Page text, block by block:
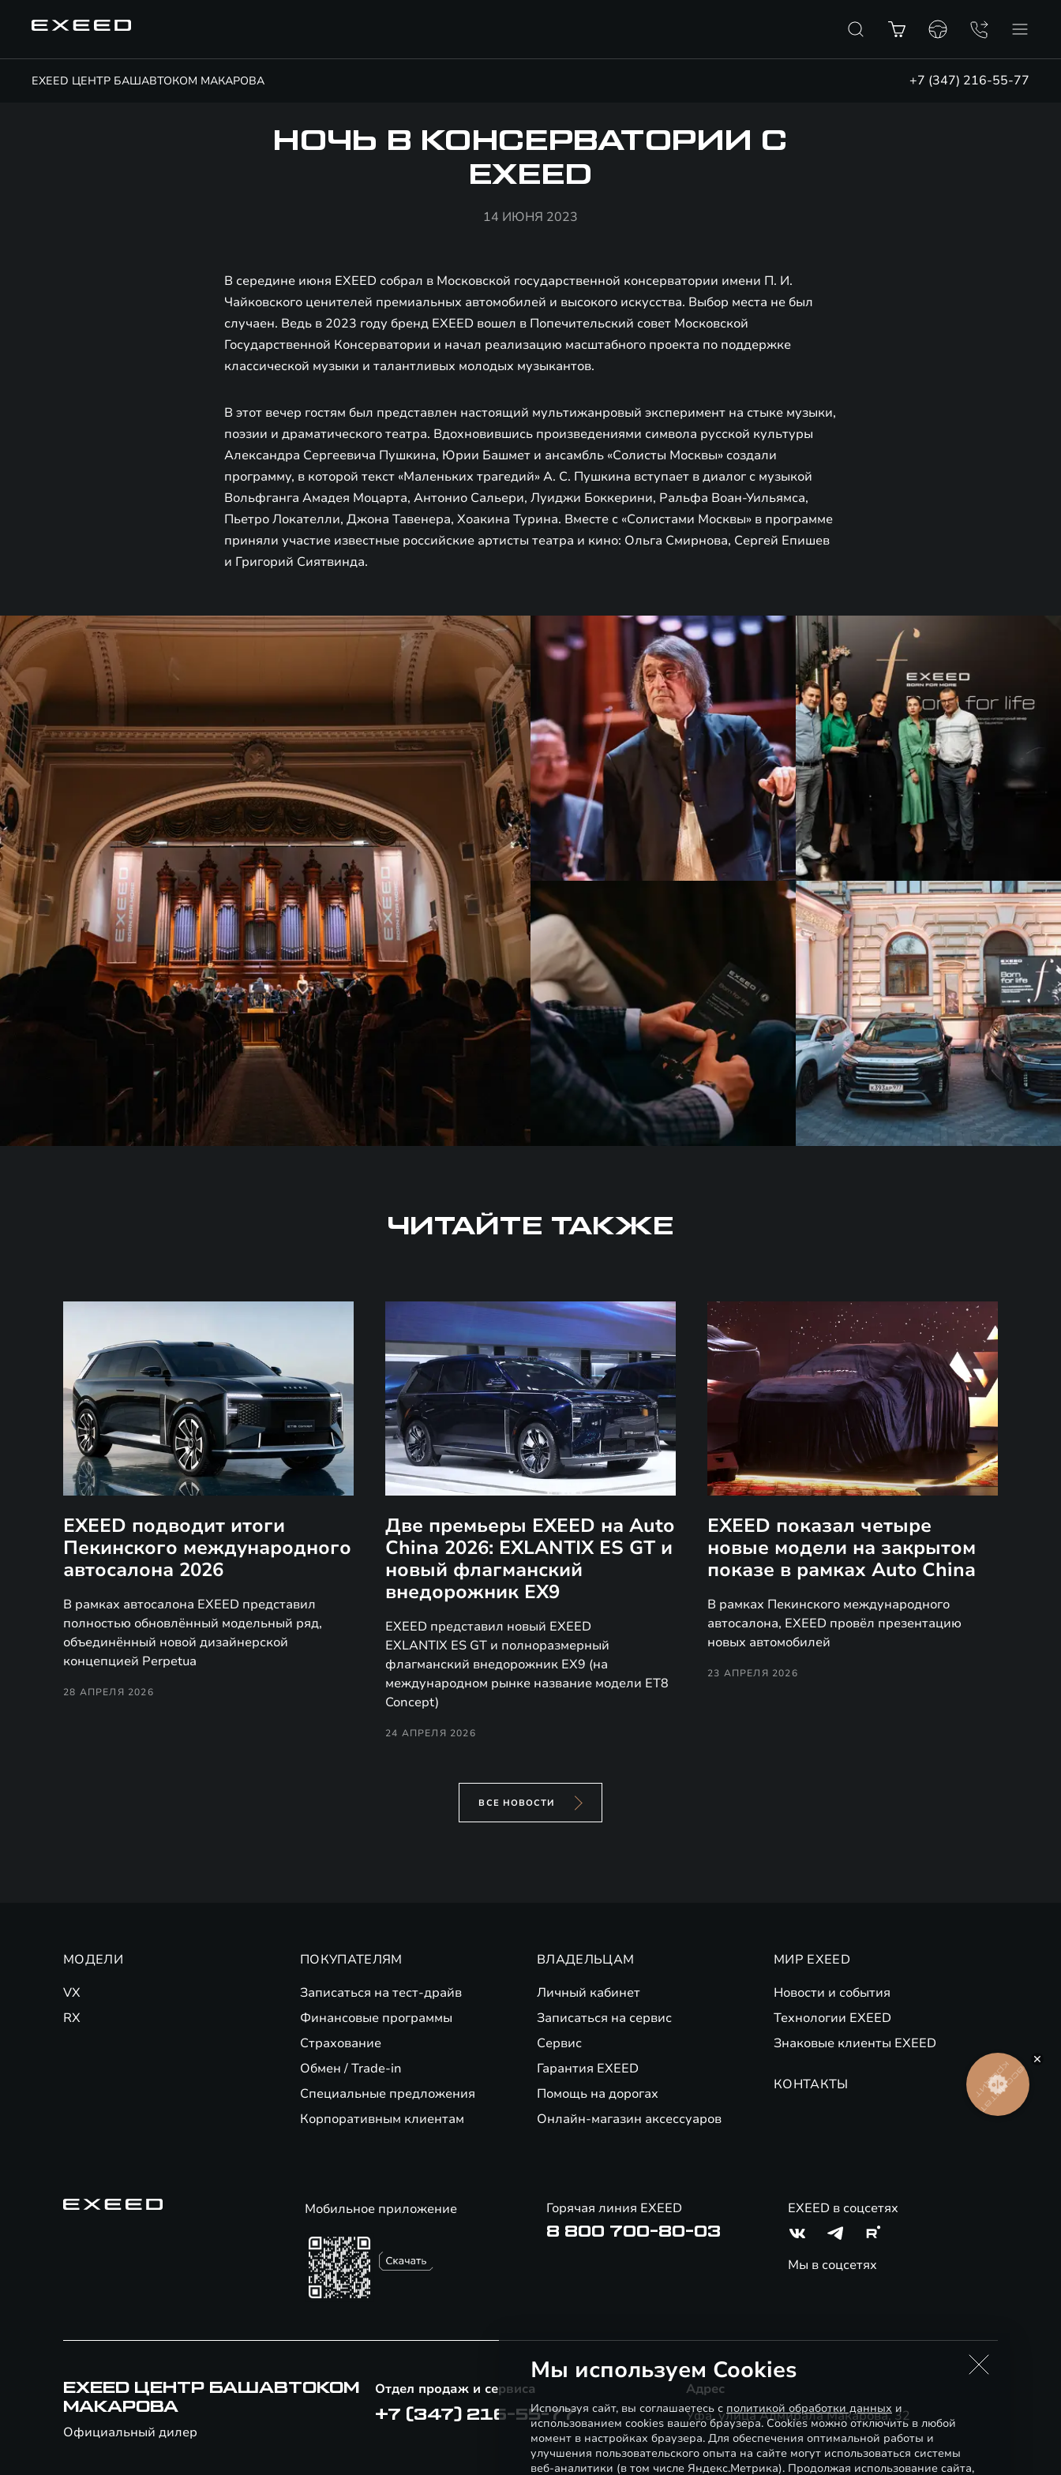
EXEED ЦЕНТР БАШАВТОКОМ МАКАРОВА +7 (347) 216-55-77
НОЧЬ В КОНСЕРВАТОРИИ С
EXEED
14 ИЮНЯ 2023
В середине июня EXEED собрал в Московской государственной консерватории имени П. И.
Чайковского ценителей премиальных автомобилей и высокого искусства. Выбор места не был
случаен. Ведь в 2023 году бренд EXEED вошел в Попечительский совет Московской
Государственной Консерватории и начал реализацию масштабного проекта по поддержке
классической музыки и талантливых молодых музыкантов.
В этот вечер гостям был представлен настоящий мультижанровый эксперимент на стыке музыки,
поэзии и драматического театра. Вдохновившись произведениями символа русской культуры
Александра Сергеевича Пушкина, Юрии Башмет и ансамбль «Солисты Москвы» создали
программу, в которой текст «Маленьких трагедий» А. С. Пушкина вступает в диалог с музыкой
Вольфганга Амадея Моцарта, Антонио Сальери, Луиджи Боккерини, Ральфа Воан-Уильямса,
Пьетро Локателли, Джона Тавенера, Хоакина Турина. Вместе с «Солистами Москвы» в программе
приняли участие известные российские артисты театра и кино: Ольга Смирнова, Сергей Епишев
и Григорий Сиятвинда.
ЧИТАЙТЕ ТАКЖЕ
EXEED подводит итоги
Пекинского международного
автосалона 2026
В рамках автосалона EXEED представил
полностью обновлённый модельный ряд,
объединённый новой дизайнерской
концепцией Perpetua
28 АПРЕЛЯ 2026
Две премьеры EXEED на Auto
China 2026: EXLANTIX ES GT и
новый флагманский
внедорожник EX9
EXEED представил новый EXEED
EXLANTIX ES GT и полноразмерный
флагманский внедорожник EX9 (на
международном рынке название модели ET8
Concept)
24 АПРЕЛЯ 2026
EXEED показал четыре
новые модели на закрытом
показе в рамках Auto China
В рамках Пекинского международного
автосалона, EXEED провёл презентацию
новых автомобилей
23 АПРЕЛЯ 2026
ВСЕ НОВОСТИ
МОДЕЛИ
VX
RX
ПОКУПАТЕЛЯМ
Записаться на тест-драйв
Финансовые программы
Страхование
Обмен / Trade-in
Специальные предложения
Корпоративным клиентам
ВЛАДЕЛЬЦАМ
Личный кабинет
Записаться на сервис
Сервис
Гарантия EXEED
Помощь на дорогах
Онлайн-магазин аксессуаров
МИР EXEED
Новости и события
Технологии EXEED
Знаковые клиенты EXEED
КОНТАКТЫ
Мобильное приложение Горячая линия EXEED
8 800 700-80-03
EXEED в соцсетях
Мы в соцсетях
EXEED ЦЕНТР БАШАВТОКОМ
МАКАРОВА
Официальный дилер
Отдел продаж и сервиса
+7 (347) 216-55-77
Адрес
Уфа, улица Адмирала Макарова, 32
Мы используем Cookies
Используя сайт, вы соглашаетесь с политикой обработки данных и
использованием cookies вашего браузера. Cookies можно отключить в любой
момент в настройках браузера. Для обеспечения оптимальной работы и
улучшения пользовательского опыта на сайте могут использоваться системы
веб-аналитики (в том числе Яндекс.Метрика). Продолжая использование сайта,
Рассчитать
кредит